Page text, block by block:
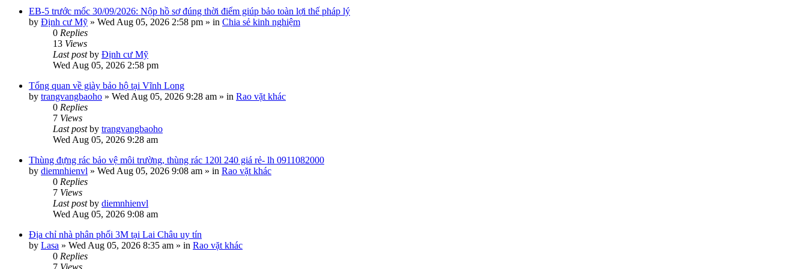
EB-5 trước mốc 30/09/2026: Nộp hồ sơ đúng thời điểm giúp bảo toàn lợi thế pháp lý
by Định cư Mỹ » Wed Aug 05, 2026 2:58 pm » in Chia sẻ kinh nghiệm
0 Replies
13 Views
Last postby Định cư Mỹ
Wed Aug 05, 2026 2:58 pm
Tổng quan về giày bảo hộ tại Vĩnh Long
by trangvangbaoho » Wed Aug 05, 2026 9:28 am » in Rao vặt khác
0 Replies
7 Views
Last postby trangvangbaoho
Wed Aug 05, 2026 9:28 am
Thùng đựng rác bảo vệ môi trường, thùng rác 120l 240 giá rẻ- lh 0911082000
by diemnhienvl » Wed Aug 05, 2026 9:08 am » in Rao vặt khác
0 Replies
7 Views
Last postby diemnhienvl
Wed Aug 05, 2026 9:08 am
Địa chỉ nhà phân phối 3M tại Lai Châu uy tín
by Lasa » Wed Aug 05, 2026 8:35 am » in Rao vặt khác
0 Replies
7 Views